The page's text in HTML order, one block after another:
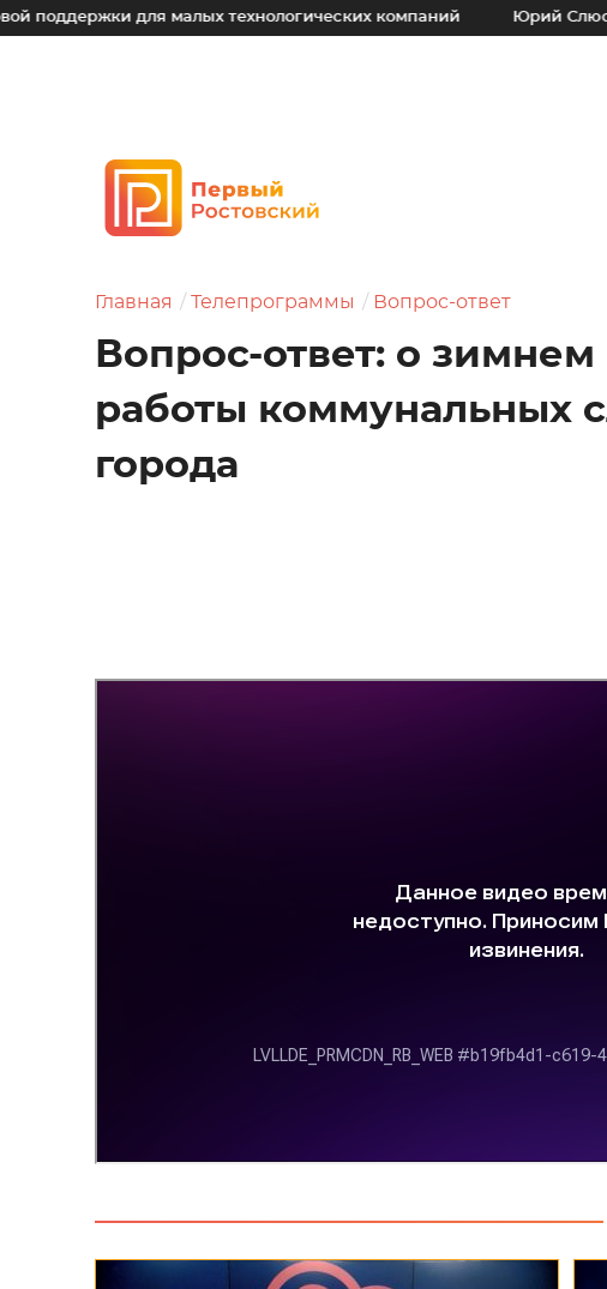
для малых технологических компаний Юрий Слюсарь: Наш
Главная Телепрограммы Вопрос-ответ
Вопрос-ответ: о
работы коммунальных
города